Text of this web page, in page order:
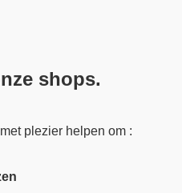
shops.
plezier helpen om :